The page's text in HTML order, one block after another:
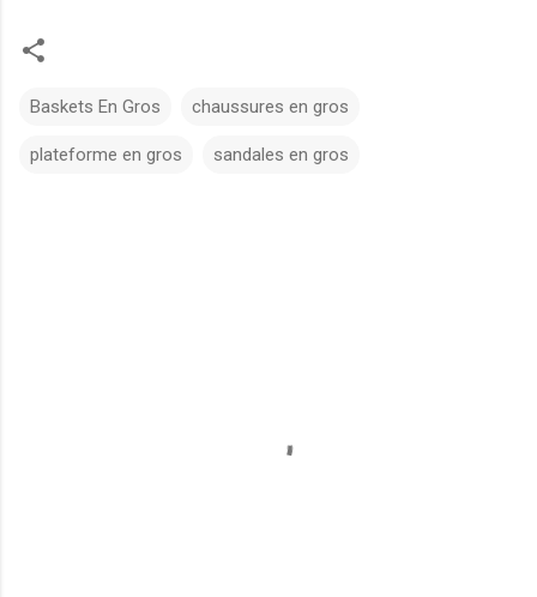
Baskets En Gros chaussures en gros
plateforme en gros sandales en gros